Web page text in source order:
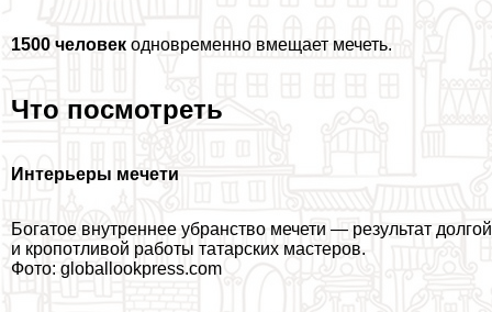
1500 человек одновременно вмещает мечеть.
Что посмотреть
Интерьеры мечети
Богатое внутреннее убранство мечети — результат долгой
и кропотливой работы татарских мастеров.
Фото: globallookpress.com